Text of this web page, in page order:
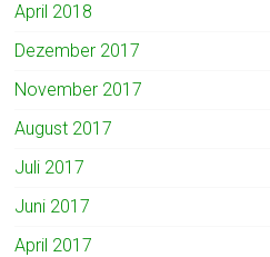
April 2018
Dezember 2017
November 2017
August 2017
Juli 2017
Juni 2017
April 2017